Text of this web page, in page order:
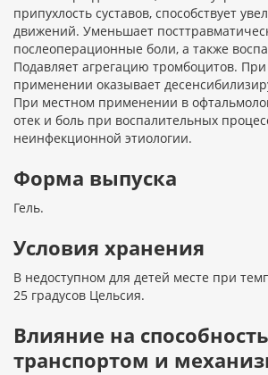
припухлость суставов, способствует
движений. Уменьшает
послеоперационные боли, а также
Подавляет агрегацию тромбоцитов.
применении оказывает
При местном применении в
отек и боль при воспалительных
неинфекционной этиологии.
Форма выпуска
Гель.
Условия хранения
В недоступном для детей месте при
25 градусов Цельсия.
Влияние на
транспортом и